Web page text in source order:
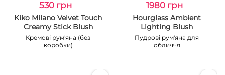
530 грн
Kiko Milano Velvet Touch
Creamy Stick Blush
Кремові рум'яна (без
коробки)
1980 грн
Hourglass Ambient
Lighting Blush
Пудрові рум'яна для
обличчя